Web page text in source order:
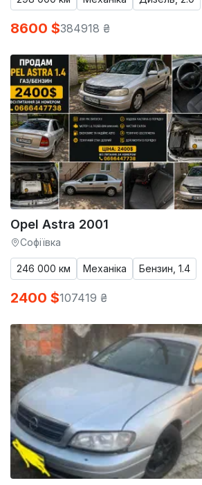
8600 $384918 ₴
Opel Astra 2001
Софіївка
246 000 км Механіка Бензин, 1.4
2400 $107419 ₴